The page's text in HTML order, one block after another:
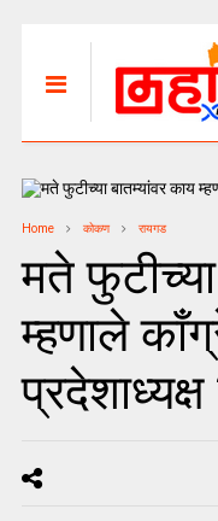
Home कोकण रायगड
मते
म्हणाले
प्रदेशाध्यक्ष